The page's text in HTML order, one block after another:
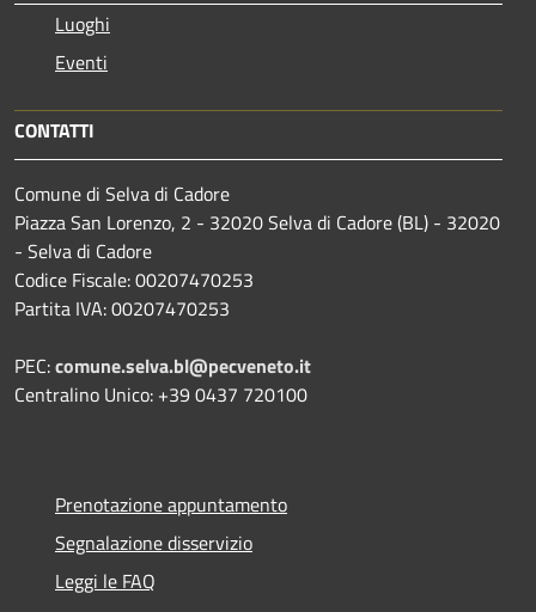
Luoghi
Eventi
CONTATTI
Comune di Selva di Cadore
Piazza San Lorenzo, 2 - 32020 Selva di Cadore (BL) - 32020
- Selva di Cadore
Codice Fiscale: 00207470253
Partita IVA: 00207470253
PEC:comune.selva.bl@pecveneto.it
Centralino Unico: +39 0437 720100
Prenotazione appuntamento
Segnalazione disservizio
Leggi le FAQ